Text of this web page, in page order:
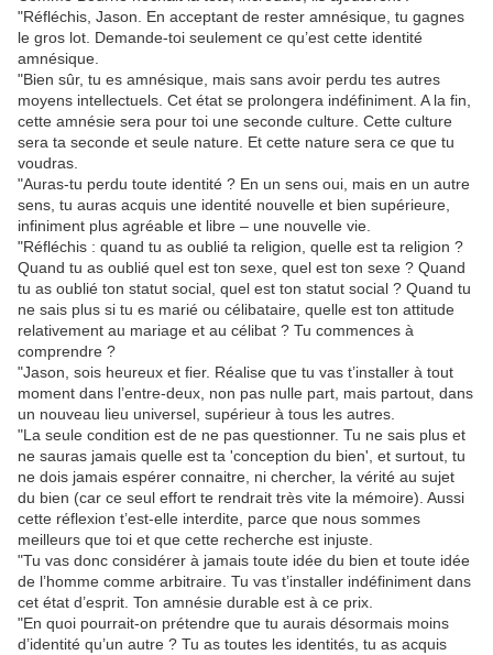
"Réfléchis, Jason. En acceptant de rester amnésique, tu gagnes
le gros lot. Demande-toi seulement ce qu’est cette identité
amnésique.
"Bien sûr, tu es amnésique, mais sans avoir perdu tes autres
moyens intellectuels. Cet état se prolongera indéfiniment. A la fin,
cette amnésie sera pour toi une seconde culture. Cette culture
sera ta seconde et seule nature. Et cette nature sera ce que tu
voudras.
"Auras-tu perdu toute identité ? En un sens oui, mais en un autre
sens, tu auras acquis une identité nouvelle et bien supérieure,
infiniment plus agréable et libre – une nouvelle vie.
"Réfléchis : quand tu as oublié ta religion, quelle est ta religion ?
Quand tu as oublié quel est ton sexe, quel est ton sexe ? Quand
tu as oublié ton statut social, quel est ton statut social ? Quand tu
ne sais plus si tu es marié ou célibataire, quelle est ton attitude
relativement au mariage et au célibat ? Tu commences à
comprendre ?
"Jason, sois heureux et fier. Réalise que tu vas t’installer à tout
moment dans l’entre-deux, non pas nulle part, mais partout, dans
un nouveau lieu universel, supérieur à tous les autres.
"La seule condition est de ne pas questionner. Tu ne sais plus et
ne sauras jamais quelle est ta 'conception du bien', et surtout, tu
ne dois jamais espérer connaitre, ni chercher, la vérité au sujet
du bien (car ce seul effort te rendrait très vite la mémoire). Aussi
cette réflexion t’est-elle interdite, parce que nous sommes
meilleurs que toi et que cette recherche est injuste.
"Tu vas donc considérer à jamais toute idée du bien et toute idée
de l’homme comme arbitraire. Tu vas t’installer indéfiniment dans
cet état d’esprit. Ton amnésie durable est à ce prix.
"En quoi pourrait-on prétendre que tu aurais désormais moins
d’identité qu’un autre ? Tu as toutes les identités, tu as acquis